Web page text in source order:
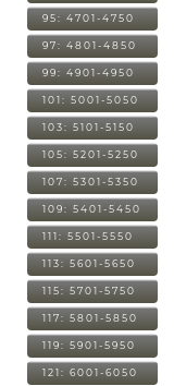
95: 4701-4750
97: 4801-4850
99: 4901-4950
101: 5001-5050
103: 5101-5150
105: 5201-5250
107: 5301-5350
109: 5401-5450
111: 5501-5550
113: 5601-5650
115: 5701-5750
117: 5801-5850
119: 5901-5950
121: 6001-6050